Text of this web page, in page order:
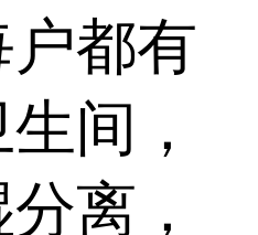
都有
间，
离，